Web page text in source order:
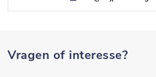
Vragen of interesse?